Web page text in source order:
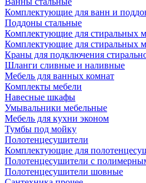
Комплектующие для ванн и
Поддоны стальные
Комплектующие для стиральных
Комплектующие для стиральных
Краны для подключения
Шланги сливные и наливные
Мебель для ванных комнат
Комплекты мебели
Навесные шкафы
Умывальники мебельные
Мебель для кухни эконом
Тумбы под мойку
Полотенцесушители
Комплектующие для
Полотенцесушители с
Полотенцесушители шовные